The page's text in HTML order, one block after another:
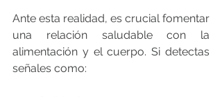
Ante esta realidad, es crucial fomentar
una relación saludable con la
alimentación y el cuerpo. Si detectas
señales como: